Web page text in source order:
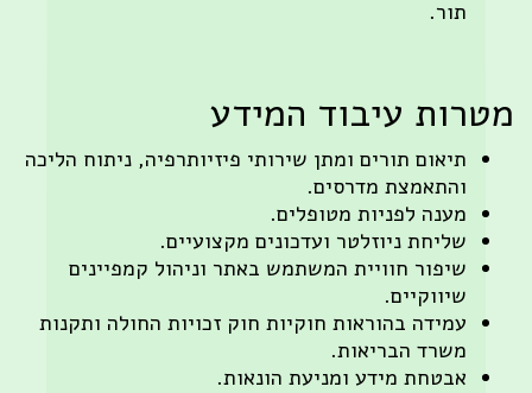
עיבוד המידע
תורים ומתן שירותי פיזיותרפיה, ניתוח הליכה
מדרסים.
לפניות מטופלים.
ניוזלטר ועדכונים מקצועיים.
חוויית המשתמש באתר וניהול קמפיינים
בהוראות חוקיות חוק זכויות החולה ותקנות
הבריאות.
מידע ומניעת הונאות.